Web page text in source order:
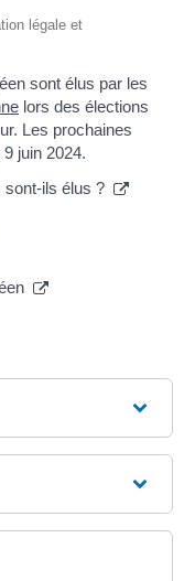
légale et
sont élus par les
lors des élections
Les prochaines
juin 2024.
sont-ils élus ?